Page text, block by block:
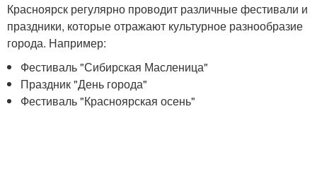
Красноярск регулярно проводит различные фестивали и
праздники, которые отражают культурное разнообразие
города. Например:
Фестиваль "Сибирская Масленица"
Праздник "День города"
Фестиваль "Красноярская осень"